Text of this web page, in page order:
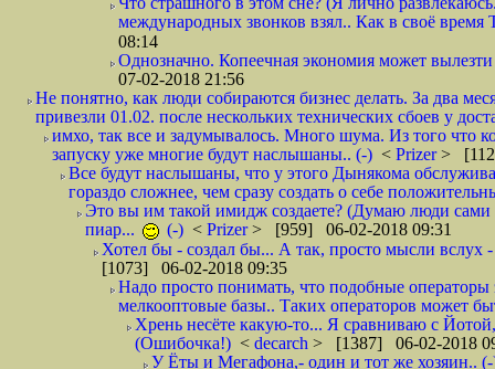
международных звонков взял.. Как в своё
08:14
Однозначно. Копеечная экономия может
07-02-2018 21:56
Не понятно, как люди собираются бизнес делать. За два
привезли 01.02. после нескольких технических сбоев у
имхо, так все и задумывалось. Много шума. Из того что
запуску уже многие будут наслышаны.. (-) < Prizer>
Все будут наслышаны, что у этого Дынякома
гораздо сложнее, чем сразу создать о себе
Это вы им такой имидж создаете? (Думаю люди сами
пиар...
(-) < Prizer> [959] 06-02-2018 09:31
Хотел бы - создал бы... А так, просто мысли вслух
[1073] 06-02-2018 09:35
Надо просто понимать, что подобные
мелкооптовые базы.. Таких операторов может
Хрень несёте какую-то... Я сравниваю с
(Ошибочка!) < decarch > [1387] 06-02-2018
У Ёты и Мегафона,- один и тот же хозяин..